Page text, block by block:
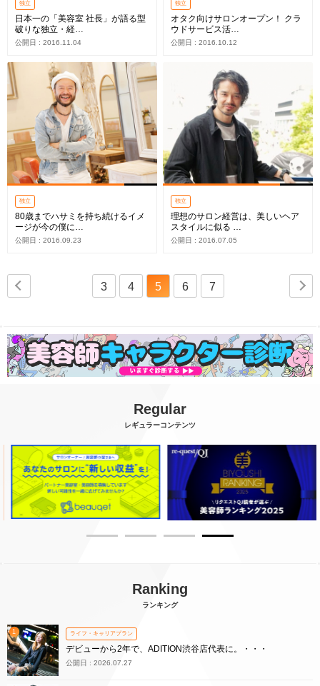
独立
日本一の「美容室 社長」が語る型
破りな独立・経…
公開日 : 2016.11.04
独立
オタク向けサロンオープン！ クラ
ウドサービス活…
公開日 : 2016.10.12
独立
80歳までハサミを持ち続けるイメ
ージが今の僕に…
公開日 : 2016.09.23
独立
理想のサロン経営は、美しいヘア
スタイルに似る …
公開日 : 2016.07.05
3 4 5 6 7
Regular
レギュラーコンテンツ
Ranking
ランキング
1 ライフ・キャリアプラン
デビューから2年で、ADITION渋谷店代表に。・・・
公開日 : 2026.07.27